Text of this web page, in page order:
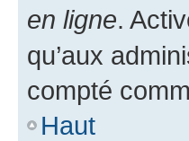
en ligne.
qu’aux
compté
Haut